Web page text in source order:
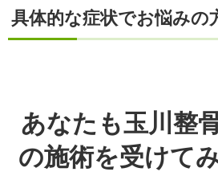
具体的な症状でお悩みの
あなたも玉川整
の施術を受けて